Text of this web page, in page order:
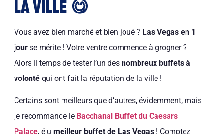
LA VILLE 😋
Vous avez bien marché et bien joué ? Las Vegas en 1
jourse mérite ! Votre ventre commence à grogner ?
Alors il temps de tester l’un des nombreux buffets à
volontéqui ont fait la réputation de la ville !
Certains sont meilleurs que d’autres, évidemment, mais
je recommande le Bacchanal Buffet du Caesars
Palace, élu meilleur buffet de Las Vegas! Comptez